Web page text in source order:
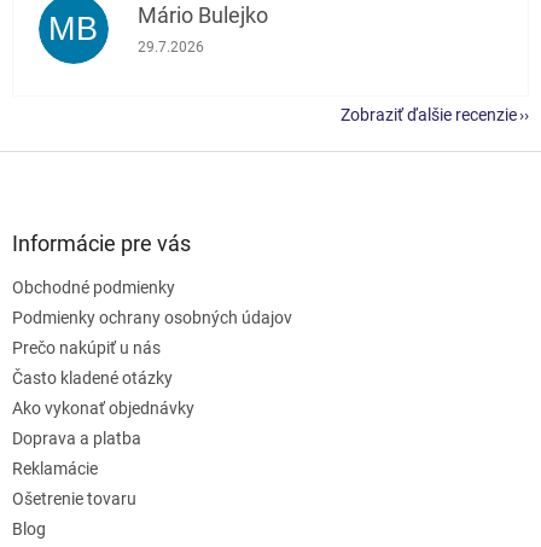
MB Mário Bulejko
Hodnotenie obchodu je 5 z 5 hviezdičiek.
29.7.2026
Zobraziť ďalšie recenzie
Informácie pre vás
Obchodné podmienky
Podmienky ochrany osobných údajov
Prečo nakúpiť u nás
Často kladené otázky
Ako vykonať objednávky
Doprava a platba
Reklamácie
Ošetrenie tovaru
Blog